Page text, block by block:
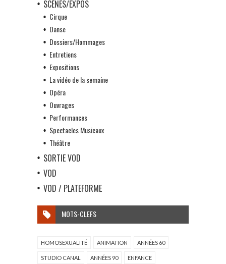
SCÈNES/EXPOS
Cirque
Danse
Dossiers/Hommages
Entretiens
Expositions
La vidéo de la semaine
Opéra
Ouvrages
Performances
Spectacles Musicaux
Théâtre
SORTIE VOD
VOD
VOD / PLATEFORME
MOTS-CLEFS
HOMOSEXUALITÉ ANIMATION ANNÉES 60
STUDIO CANAL ANNÉES 90 ENFANCE